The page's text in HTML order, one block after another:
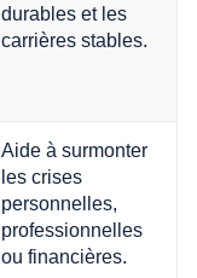
durables et les
carrières stables.
Aide à surmonter
les crises
personnelles,
professionnelles
ou financières.